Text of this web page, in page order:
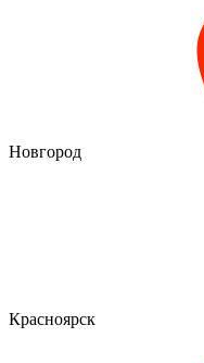
Новгород
Красноярск